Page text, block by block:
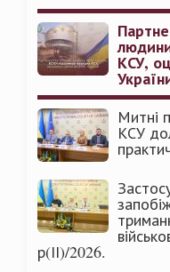
КСУ,
Митні
КСУ
р(ІІ)/2026.